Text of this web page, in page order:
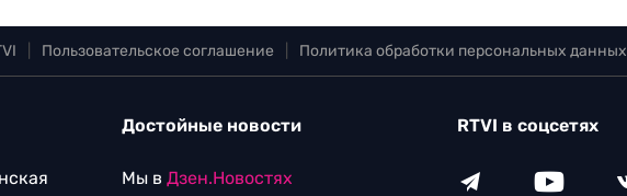
Пользовательское соглашение Политика обработки персональных данных
Достойные новости
Мы в Дзен.Новостях
RTVI в соцсетях